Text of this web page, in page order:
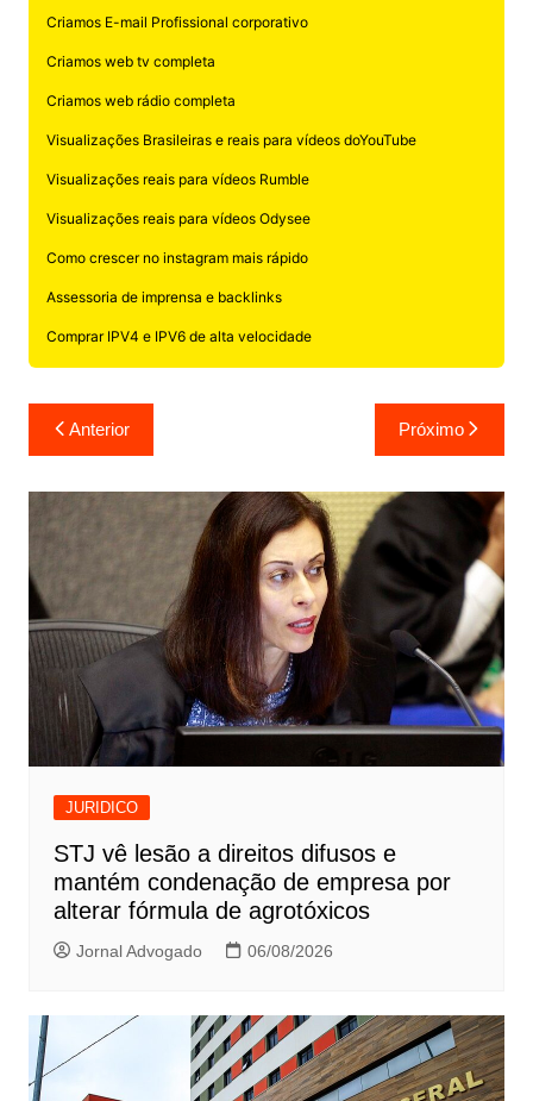
Criamos E-mail Profissional corporativo
Criamos web tv completa
Criamos web rádio completa
Visualizações Brasileiras e reais para vídeos doYouTube
Visualizações reais para vídeos Rumble
Visualizações reais para vídeos Odysee
Como crescer no instagram mais rápido
Assessoria de imprensa e backlinks
Comprar IPV4 e IPV6 de alta velocidade
Navegação
de
Post
Anterior Próximo
JURIDICO
STJ vê lesão a direitos difusos e
mantém condenação de empresa por
alterar fórmula de agrotóxicos
Jornal Advogado 06/08/2026